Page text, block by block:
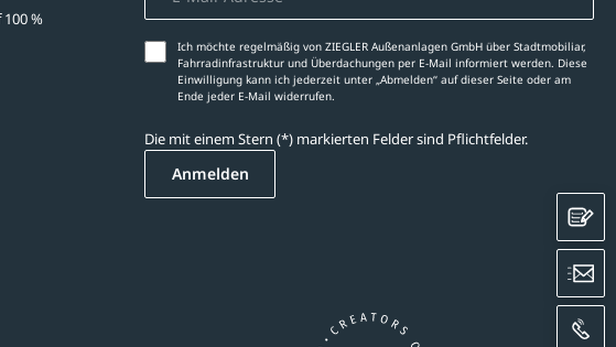
%
Ich möchte regelmäßig von ZIEGLER Außenanlagen GmbH über Stadtmobiliar,
Fahrradinfrastruktur und Überdachungen per E-Mail informiert werden. Diese
Einwilligung kann ich jederzeit unter „Abmelden‘‘ auf dieser Seite oder am
Ende jeder E-Mail widerrufen.
Die mit einem Stern (*) markierten Felder sind Pflichtfelder.
Anmelden